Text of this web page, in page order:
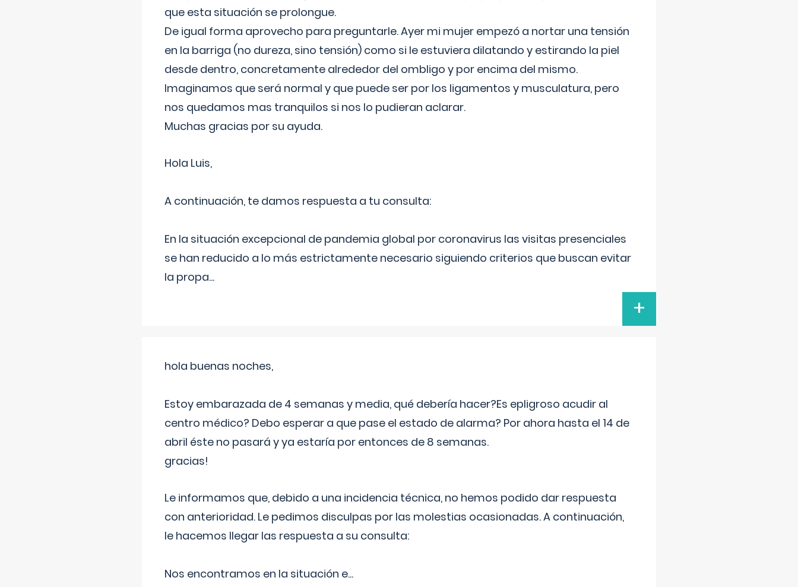
que esta situación se prolongue.
De igual forma aprovecho para preguntarle. Ayer mi mujer empezó a nortar una tensión
en la barriga (no dureza, sino tensión) como si le estuviera dilatando y estirando la piel
desde dentro, concretamente alrededor del ombligo y por encima del mismo.
Imaginamos que será normal y que puede ser por los ligamentos y musculatura, pero
nos quedamos mas tranquilos si nos lo pudieran aclarar.
Muchas gracias por su ayuda.
Hola Luis,
A continuación, te damos respuesta a tu consulta:
En la situación excepcional de pandemia global por coronavirus las visitas presenciales
se han reducido a lo más estrictamente necesario siguiendo criterios que buscan evitar
la propa...
+
hola buenas noches,
Estoy embarazada de 4 semanas y media, qué debería hacer?Es epligroso acudir al
centro médico? Debo esperar a que pase el estado de alarma? Por ahora hasta el 14 de
abril éste no pasará y ya estaría por entonces de 8 semanas.
gracias!
Le informamos que, debido a una incidencia técnica, no hemos podido dar respuesta
con anterioridad. Le pedimos disculpas por las molestias ocasionadas. A continuación,
le hacemos llegar las respuesta a su consulta:
Nos encontramos en la situación e...